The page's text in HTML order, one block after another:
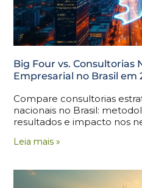
Big Four vs. Consultorias
Empresarial no Brasil em
Compare consultorias
nacionais no Brasil:
resultados e impacto nos
Leia mais »